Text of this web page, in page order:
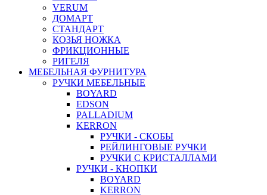
VERUM
ДОМАРТ
СТАНДАРТ
КОЗЬЯ НОЖКА
ФРИКЦИОННЫЕ
РИГЕЛЯ
МЕБЕЛЬНАЯ ФУРНИТУРА
РУЧКИ МЕБЕЛЬНЫЕ
BOYARD
EDSON
PALLADIUM
KERRON
РУЧКИ - СКОБЫ
РЕЙЛИНГОВЫЕ РУЧКИ
РУЧКИ С КРИСТАЛЛАМИ
РУЧКИ - КНОПКИ
BOYARD
KERRON